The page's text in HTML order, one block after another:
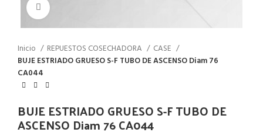
Inicio REPUESTOS COSECHADORA
CASE
BUJE ESTRIADO GRUESO S-F TUBO DE ASCENSO Diam 76
CA044
BUJE ESTRIADO GRUESO S-F TUBO DE
ASCENSO Diam 76 CA044